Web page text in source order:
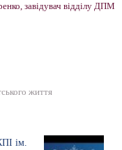
завідувач відділу ДПМ
життя
ім.